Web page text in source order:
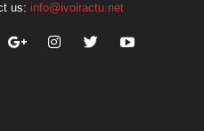
us: info@ivoiractu.net